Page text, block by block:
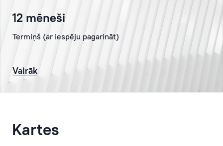
Klients
dažreiz
risināšanu.
Personīgais
12 mēneši
Termiņš (ar iespēju pagarināt)
Vairāk
Kartes